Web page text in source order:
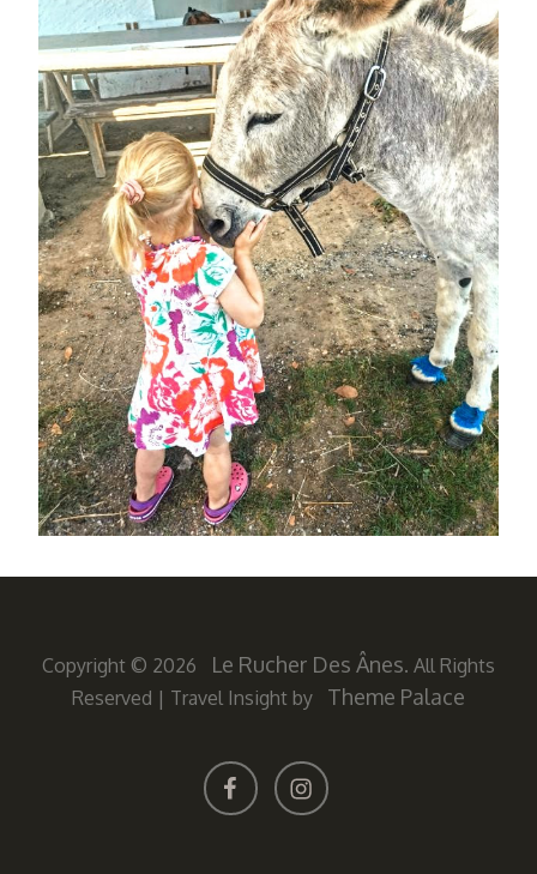
Copyright © 2026 Le Rucher Des Ânes. All Rights
Reserved | Travel Insight by Theme Palace